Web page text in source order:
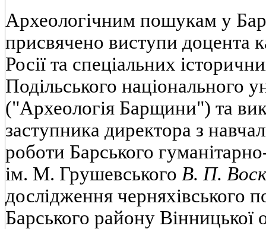
Археологічним пошукам у
присвячено виступи доцента
Росії та спеціальних
Подільського національного
("Археологія Барщини") та
заступника директора з
роботи Барського
ім. М. Грушевського В. П.
дослідження черняхівського
Барського району Вінницької